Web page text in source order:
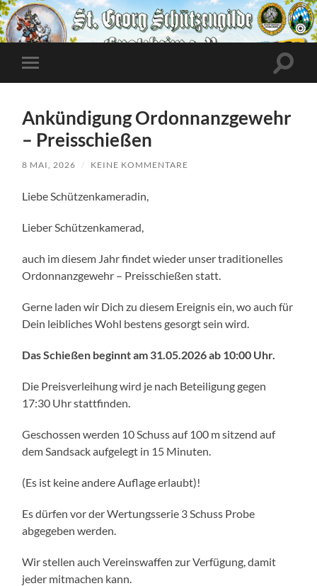
Mobile-
Menü
Ankündigung Ordonnanzgewehr
– Preisschießen
8 MAI, 2026 / KEINE KOMMENTARE
Liebe Schützenkameradin,
Lieber Schützenkamerad,
auch im diesem Jahr findet wieder unser traditionelles
Ordonnanzgewehr – Preisschießen statt.
Gerne laden wir Dich zu diesem Ereignis ein, wo auch für
Dein leibliches Wohl bestens gesorgt sein wird.
Das Schießen beginnt am 31.05.2026 ab 10:00 Uhr.
Die Preisverleihung wird je nach Beteiligung gegen
17:30 Uhr stattfinden.
Geschossen werden 10 Schuss auf 100 m sitzend auf
dem Sandsack aufgelegt in 15 Minuten.
(Es ist keine andere Auflage erlaubt)!
Es dürfen vor der Wertungsserie 3 Schuss Probe
abgegeben werden.
Wir stellen auch Vereinswaffen zur Verfügung, damit
jeder mitmachen kann.